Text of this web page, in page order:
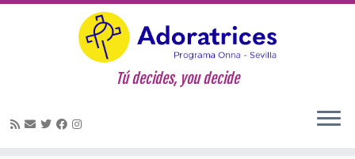
Tú decides, you decide